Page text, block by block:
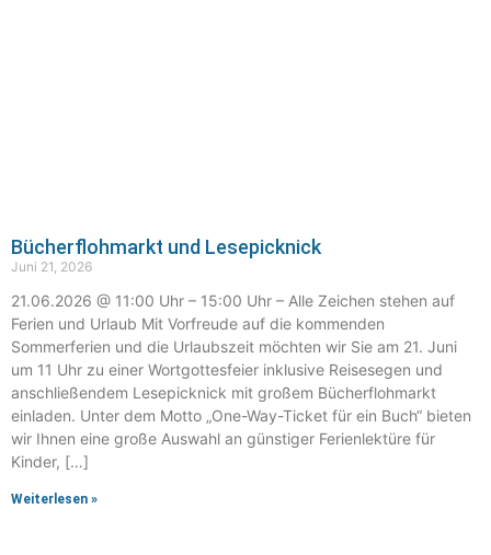
Bücherflohmarkt und Lesepicknick
Juni 21, 2026
21.06.2026 @ 11:00 Uhr – 15:00 Uhr – Alle Zeichen stehen auf
Ferien und Urlaub Mit Vorfreude auf die kommenden
Sommerferien und die Urlaubszeit möchten wir Sie am 21. Juni
um 11 Uhr zu einer Wortgottesfeier inklusive Reisesegen und
anschließendem Lesepicknick mit großem Bücherflohmarkt
einladen. Unter dem Motto „One-Way-Ticket für ein Buch“ bieten
wir Ihnen eine große Auswahl an günstiger Ferienlektüre für
Kinder, […]
Weiterlesen »